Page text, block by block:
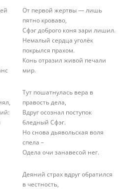
От первой жертвы — лишь
пятно кроваво,
Сфэг доброго коня зари лишил.
Немалый сердца уголёк
покрылся прахом.
Конь отразил живой печали
мир.
Тут пошатнулась вера в
правость дела,
Вдруг осознал поступок
бледный Сфэг.
Но снова дьявольская воля
спела –
Одела очи занавесой нег.
Деяний страх вдруг обратился
в честность,